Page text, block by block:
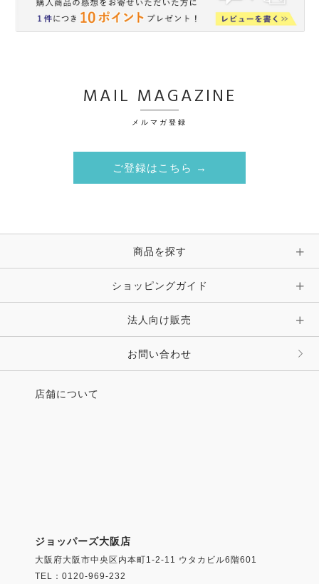
MAIL MAGAZINE
メルマガ登録
ご登録はこちら →
商品を探す
ショッピングガイド
法人向け販売
お問い合わせ
店舗について
ジョッパーズ大阪店
大阪府大阪市中央区内本町1-2-11 ウタカビル6階601
TEL：0120-969-232